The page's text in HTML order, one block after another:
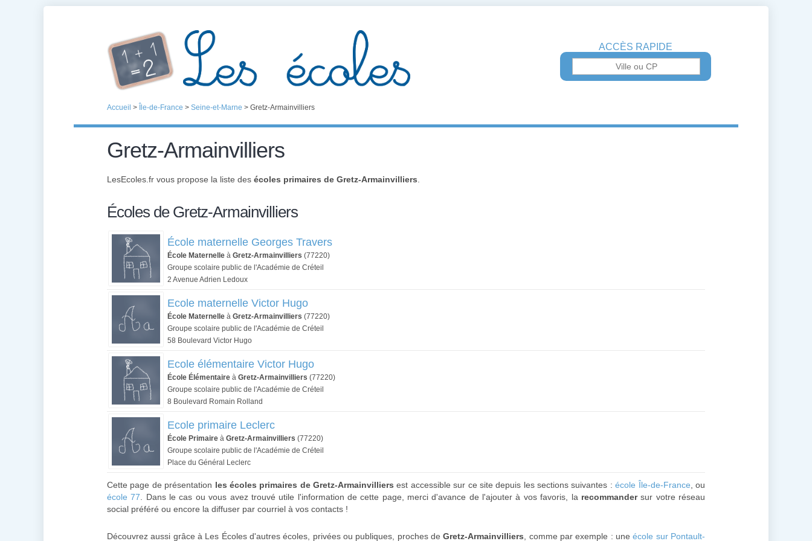
ACCÈS RAPIDE
Accueil > Île-de-France > Seine-et-Marne > Gretz-Armainvilliers
Gretz-Armainvilliers
LesEcoles.fr vous propose la liste des écoles primaires de Gretz-Armainvilliers
Écoles de Gretz-Armainvilliers
École maternelle Georges Travers
École Maternelle à Gretz-Armainvilliers (77220)
Groupe scolaire public de l'Académie de Créteil
2 Avenue Adrien Ledoux
Ecole maternelle Victor Hugo
École Maternelle à Gretz-Armainvilliers (77220)
Groupe scolaire public de l'Académie de Créteil
58 Boulevard Victor Hugo
Ecole élémentaire Victor Hugo
École Élémentaire à Gretz-Armainvilliers (77220)
Groupe scolaire public de l'Académie de Créteil
8 Boulevard Romain Rolland
Ecole primaire Leclerc
École Primaire à Gretz-Armainvilliers (77220)
Groupe scolaire public de l'Académie de Créteil
Place du Général Leclerc
Cette page de présentation les écoles primaires de Gretz-Armainvilliers est accessible sur ce site depuis les sections suivantes :école Île-de-France , ou
école 77 . Dans le cas ou vous avez trouvé utile l'information de cette page, merci d'avance de l'ajouter à vos favoris, la recommandersur votre réseau
social préféré ou encore la diffuser par courriel à vos contacts !
Découvrez aussi grâce à Les Écoles d'autres écoles, privées ou publiques, proches deGretz-Armainvilliers , comme par exemple : uneécole sur Pontault-